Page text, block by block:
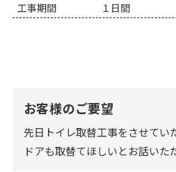
工事期間
１日間
お客様のご要望
先日トイレ取替工事をさせてい
ドアも取替てほしいとお話いた